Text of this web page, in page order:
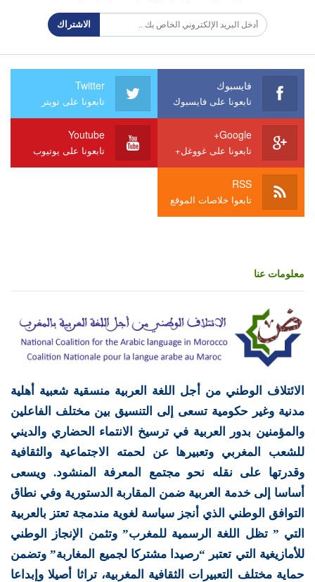
الاشتراك
فايسبوك
تابعونا على فايسبوك
Twitter
تابعونا على تويتر
Google+
تابعونا على غووغل+
Youtube
تابعونا على يوتيوب
RSS
تابعوا خلاصات الموقع
معلومات عنا
الائتلاف الوطني من أجل اللغة العربية منسقية شعبية أهلية
مدنية وغير حكومية تسعى إلى التنسيق بين مختلف الفاعلين
والمؤمنين بدور العربية في ترسيخ الانتماء الحضاري والديني
للشعب المغربي وتعبيرها عن لحمته الاجتماعية والثقافية
وقدرتها على نقله نحو مجتمع المعرفة المنشود. ويسعى
أساسا إلى خدمة العربية ضمن المقاربة الدستورية وفي نطاق
التوافق الوطني الذي أنجز سياسة لغوية مندمجة تعتز بالعربية
التي ” تظل اللغة الرسمية للمغرب” وتثمن الإنجاز الوطني
للأمازيغية التي تعتبر “رصيدا مشتركا لجميع المغاربة” وتضمن
حماية مختلف التعبيرات الثقافية المغربية، تراثا أصيلا وإبداعا